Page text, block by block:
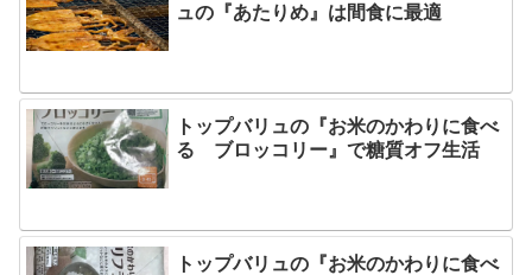
ュの『あたりめ』は間食に最適
トップバリュの『お米のかわりに食べ
る ブロッコリー』で糖質オフ生活
トップバリュの『お米のかわりに食べ